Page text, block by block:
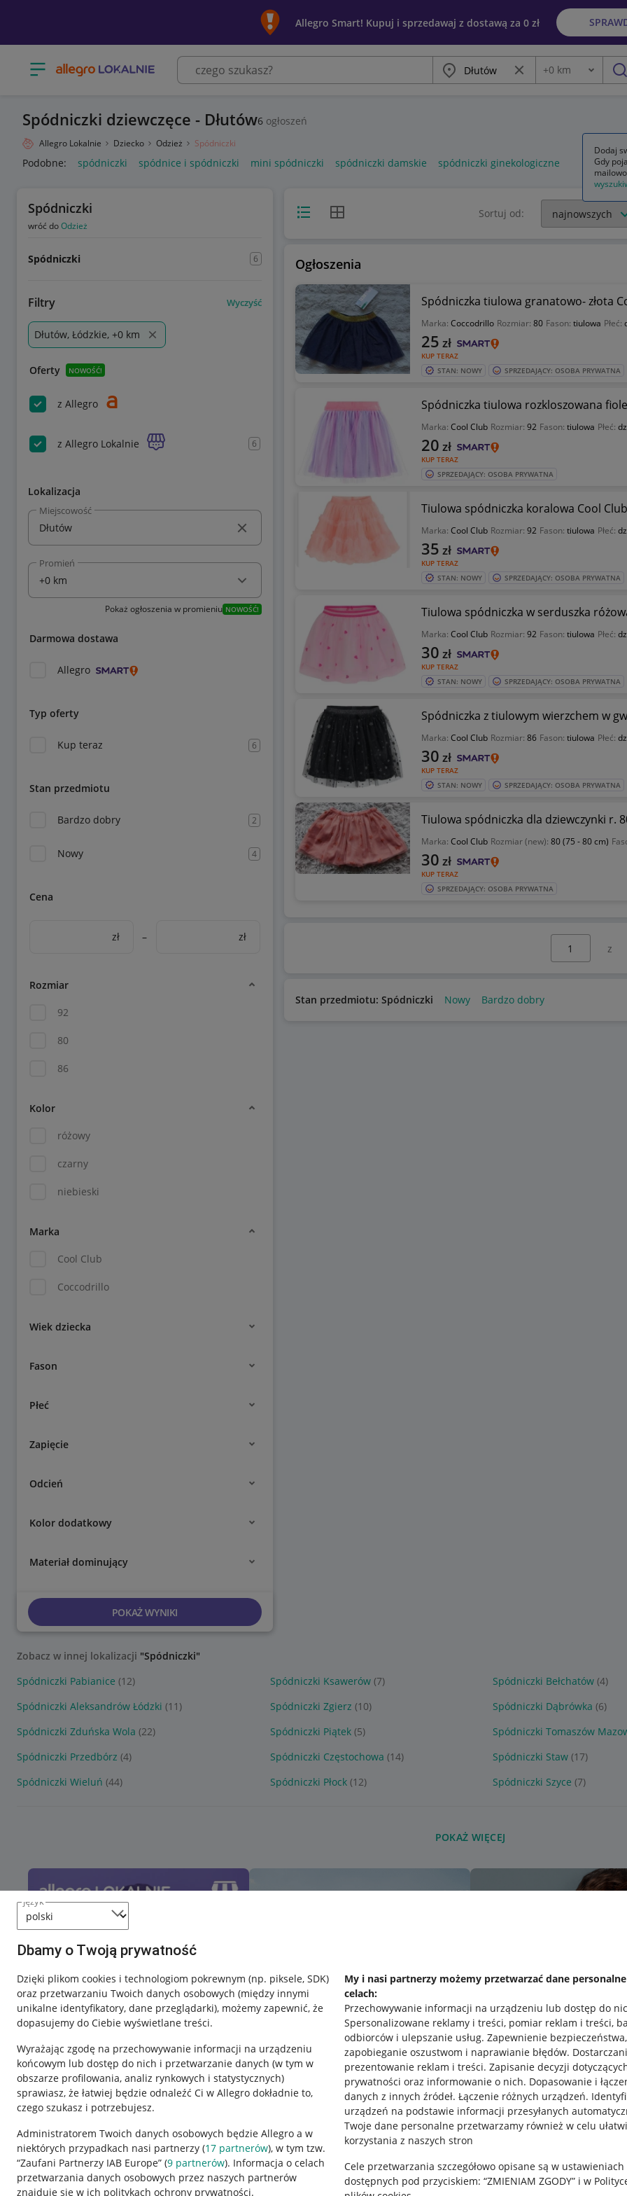
język
Dbamy o Twoją prywatność
Dzięki plikom cookies i technologiom pokrewnym (np. piksele, SDK)
oraz przetwarzaniu Twoich danych osobowych (między innymi
unikalne identyfikatory, dane przeglądarki), możemy zapewnić, że
dopasujemy do Ciebie wyświetlane treści.
Wyrażając zgodę na przechowywanie informacji na urządzeniu
końcowym lub dostęp do nich i przetwarzanie danych (w tym w
obszarze profilowania, analiz rynkowych i statystycznych)
sprawiasz, że łatwiej będzie odnaleźć Ci w Allegro dokładnie to,
czego szukasz i potrzebujesz.
Administratorem Twoich danych osobowych będzie Allegro a w
niektórych przypadkach nasi partnerzy (17 partnerów), w tym tzw.
“Zaufani Partnerzy IAB Europe” (9 partnerów). Informacja o celach
przetwarzania danych osobowych przez naszych partnerów
znajduje się w ich politykach ochrony prywatności.
My i nasi partnerzy możemy przetwarzać dane
celach:
Przechowywanie informacji na urządzeniu lub dostęp do
Spersonalizowane reklamy i treści, pomiar reklam i treści,
odbiorców i ulepszanie usług. Zapewnienie bezpieczeństwa,
zapobieganie oszustwom i naprawianie błędów.
prezentowanie reklam i treści. Zapisanie decyzji
prywatności oraz informowanie o nich. Dopasowanie i
danych z innych źródeł. Łączenie różnych urządzeń.
urządzeń na podstawie informacji przesyłanych
Twoje dane personalne przetwarzamy również w celu
korzystania z naszych stron
Cele przetwarzania szczegółowo opisane są w ustawieniach
dostępnych pod przyciskiem: “ZMIENIAM ZGODY” i w
Allegro Smart! Kupuj i sprzedawaj z dostawą za 0 zł
Otwórz menu z kategoriami Miasto Wyczyść frazę
Odległość
+0 km
Spódniczki dziewczęce - Dłutów6 ogłoszeń
Allegro Lokalnie Dziecko Odzież Spódniczki
Podobne: spódniczki spódnice i spódniczki mini spódniczki spódniczki damskie spódniczki ginekologiczne
Spódniczki
wróć doOdzież
Spódniczki 6
Filtry Wyczyść
Dłutów, Łódzkie, +0 km
Oferty NOWOŚĆ!
z Allegro
z Allegro Lokalnie 6
Lokalizacja
Miejscowość
Promień
Pokaż ogłoszenia w promieniu NOWOŚĆ!
Darmowa dostawa
Allegro
Typ oferty
Kup teraz 6
Stan przedmiotu
Bardzo dobry 2
Nowy 4
Cena
zł – zł
Rozmiar
92
80
86
Kolor
różowy
czarny
niebieski
Marka
Cool Club
Coccodrillo
Wiek dziecka
Fason
Płeć
Zapięcie
Odcień
Kolor dodatkowy
Materiał dominujący
POKAŻ WYNIKI
Widok listyWidok siatki Sortuj od:
Ogłoszenia
Spódniczka tiulowa granatowo- złota
Marka: Coccodrillo Rozmiar: 80 Fason: tiulowa Płeć:
KUP TERAZ
25 zł
STAN: NOWY SPRZEDAJĄCY: OSOBA PRYWATNA
Spódniczka tiulowa rozkloszowana
Marka: Cool Club Rozmiar: 92 Fason: tiulowa Płeć:
KUP TERAZ
20 zł
SPRZEDAJĄCY: OSOBA PRYWATNA
Tiulowa spódniczka koralowa Cool
Marka: Cool Club Rozmiar: 92 Fason: tiulowa Płeć:
KUP TERAZ
35 zł
STAN: NOWY SPRZEDAJĄCY: OSOBA PRYWATNA
Tiulowa spódniczka w serduszka
Marka: Cool Club Rozmiar: 92 Fason: tiulowa Płeć:
KUP TERAZ
30 zł
STAN: NOWY SPRZEDAJĄCY: OSOBA PRYWATNA
Spódniczka z tiulowym wierzchem w
Marka: Cool Club Rozmiar: 86 Fason: tiulowa Płeć:
KUP TERAZ
30 zł
STAN: NOWY SPRZEDAJĄCY: OSOBA PRYWATNA
Tiulowa spódniczka dla dziewczynki r.
Marka: Cool Club Rozmiar (new): 80 (75 - 80 cm)
KUP TERAZ
30 zł
SPRZEDAJĄCY: OSOBA PRYWATNA
z
Stan przedmiotu: Spódniczki Nowy Bardzo dobry
Zobacz w innej lokalizacji "Spódniczki"
Spódniczki Pabianice (12) Spódniczki Ksawerów (7) Spódniczki Bełchatów (4)
Spódniczki Aleksandrów Łódzki (11) Spódniczki Zgierz (10) Spódniczki Dąbrówka (6)
Spódniczki Zduńska Wola (22) Spódniczki Piątek (5) Spódniczki Tomaszów
Spódniczki Przedbórz (4) Spódniczki Częstochowa (14) Spódniczki Staw (17)
Spódniczki Wieluń (44) Spódniczki Płock (12) Spódniczki Szyce (7)
POKAŻ WIĘCEJ
Przydatne informacje
Jak to działa
Napisz do nas
Regulamin
Polityka plików "cookies"
Pobierz aplikację
Dodaj
Gdy